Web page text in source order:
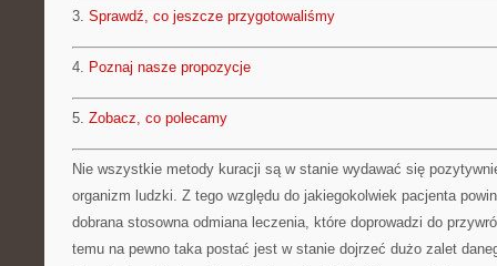
3. Sprawdź, co jeszcze przygotowaliśmy
4. Poznaj nasze propozycje
5. Zobacz, co polecamy
Nie wszystkie metody kuracji są w stanie wydawać się
organizm ludzki. Z tego względu do jakiegokolwiek pacjenta
dobrana stosowna odmiana leczenia, które doprowadzi do
temu na pewno taka postać jest w stanie dojrzeć dużo zalet